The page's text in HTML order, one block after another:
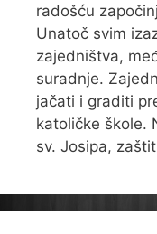
radošću
Unatoč svim
zajedništva,
suradnje.
jačati i graditi
katoličke škole.
sv. Josipa,